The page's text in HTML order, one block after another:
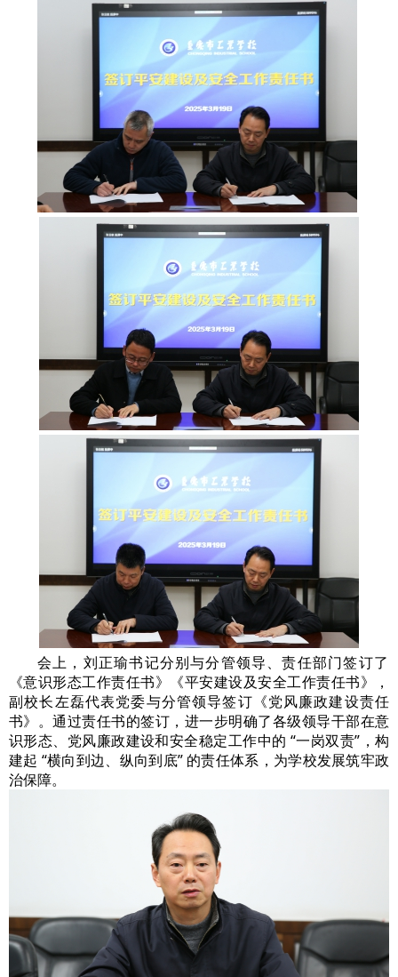
会上，刘正瑜书记分别与分管领导、责任部门签订了
《意识形态工作责任书》《平安建设及安全工作责任书》，
副校长左磊代表党委与分管领导签订《党风廉政建设责任
书》。通过责任书的签订，进一步明确了各级领导干部在意
识形态、党风廉政建设和安全稳定工作中的 “一岗双责”，构
建起 “横向到边、纵向到底” 的责任体系，为学校发展筑牢政
治保障。